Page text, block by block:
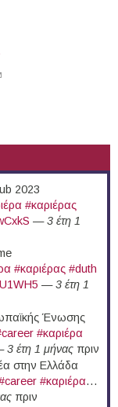
sends e-mail)
2023
#καριέρας
—3 έτη 1
#καριέρας #duth
—3 έτη 1
Ένωσης
#καριέρα
3 έτη 1 μήναςπριν
στην Ελλάδα
#καριέρα…
πριν